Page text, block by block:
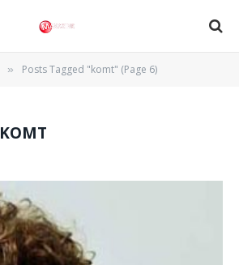
» Posts Tagged "komt" (Page 6)
KOMT